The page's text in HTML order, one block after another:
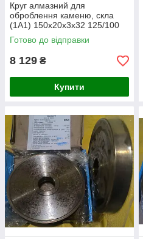
Круг алмазний для
оброблення каменю, скла
(1А1) 150х20х3х32 125/100
АС6 50%
Готово до відправки
8 129 ₴
Купити